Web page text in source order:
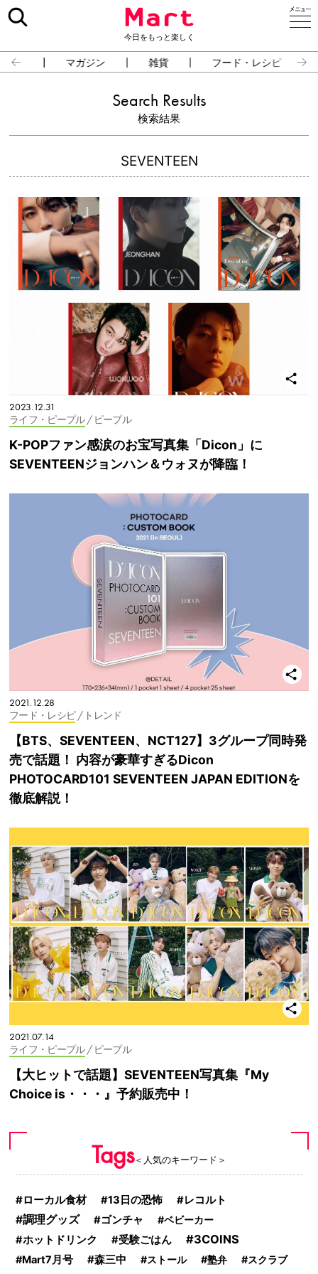
今日をもっと楽しく
占い マガジン 雑貨 フード・レシピ
Search Results
検索結果
SEVENTEEN
2023.12.31
ライフ・ピープル/ ピープル
K-POPファン感涙のお宝写真集「Dicon」に
SEVENTEENジョンハン＆ウォヌが降臨！
2021.12.28
フード・レシピ / トレンド
【BTS、SEVENTEEN、NCT127】3グループ同時発
売で話題！ 内容が豪華すぎるDicon
PHOTOCARD101 SEVENTEEN JAPAN EDITIONを
徹底解説！
2021.07.14
ライフ・ピープル/ ピープル
【大ヒットで話題】SEVENTEEN写真集『My
Choice is・・・』予約販売中！
Tags＜人気のキーワード＞
ローカル食材 13日の恐怖 レコルト
調理グッズ ゴンチャ ベビーカー
ホットドリンク 受験ごはん 3COINS
Mart7月号 森三中 ストール 塾弁 スクラブ